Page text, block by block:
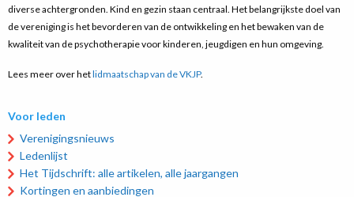
diverse achtergronden. Kind en gezin staan centraal. Het belangrijkste doel van
de vereniging is het bevorderen van de ontwikkeling en het bewaken van de
kwaliteit van de psychotherapie voor kinderen, jeugdigen en hun omgeving.
Lees meer over hetlidmaatschap van de VKJP.
Voor leden
Verenigingsnieuws
Ledenlijst
Het Tijdschrift: alle artikelen, alle jaargangen
Kortingen en aanbiedingen